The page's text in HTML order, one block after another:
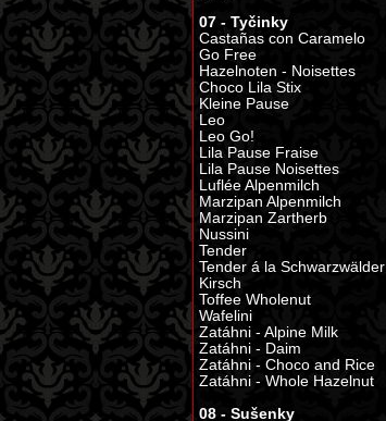
07 - Tyčinky
Castañas con Caramelo
Go Free
Hazelnoten - Noisettes
Choco Lila Stix
Kleine Pause
Leo
Leo Go!
Lila Pause Fraise
Lila Pause Noisettes
Luflée Alpenmilch
Marzipan Alpenmilch
Marzipan Zartherb
Nussini
Tender
Tender á la Schwarzwälder
Kirsch
Toffee Wholenut
Wafelini
Zatáhni - Alpine Milk
Zatáhni - Daim
Zatáhni - Choco and Rice
Zatáhni - Whole Hazelnut
08 - Sušenky